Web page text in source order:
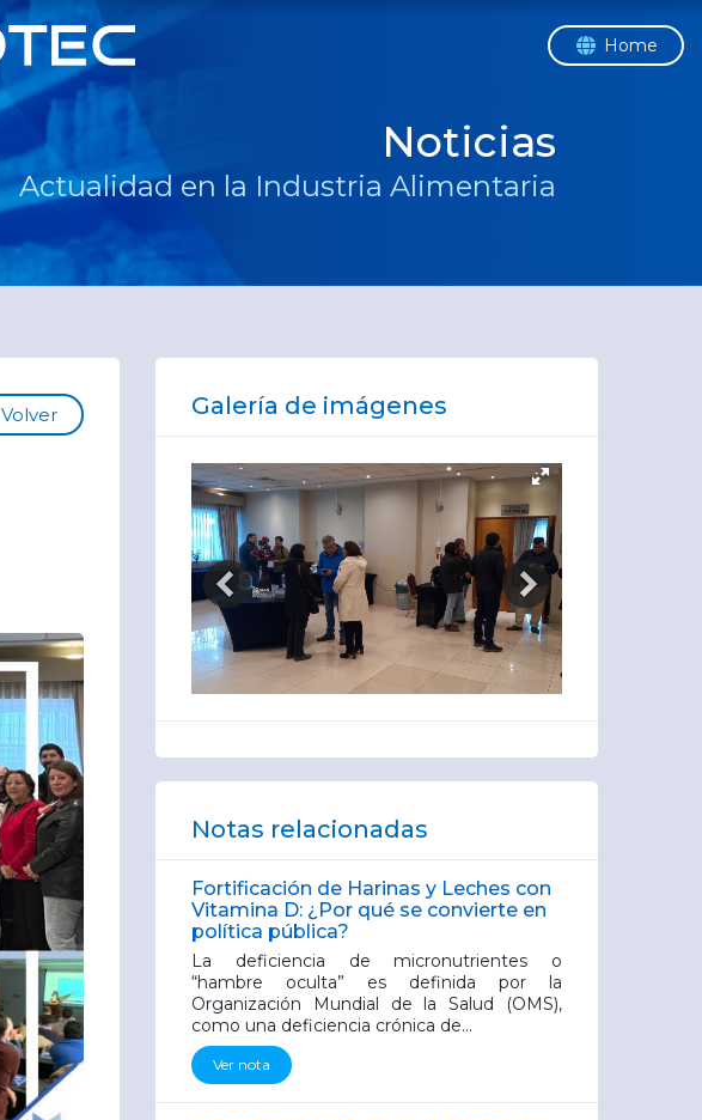
Home
Noticias
Actualidad en la Industria Alimentaria
Volver Galería de imágenes
Notas relacionadas
Fortificación de Harinas y Leches con
Vitamina D: ¿Por qué se convierte en
política pública?
La deficiencia de micronutrientes o
“hambre oculta” es definida por la
Organización Mundial de la Salud (OMS),
como una deficiencia crónica de...
Ver nota